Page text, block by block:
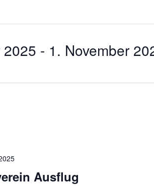
- 1. November
Ausflug